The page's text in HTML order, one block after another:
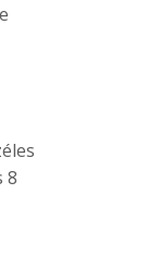
8